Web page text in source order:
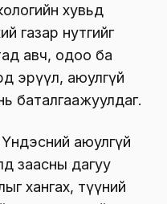
хувьд
газар нутгийг
авч, одоо ба
эрүүл, аюулгүй
баталгаажуулдаг.
аюулгүй
заасны дагуу
хангах, түүний